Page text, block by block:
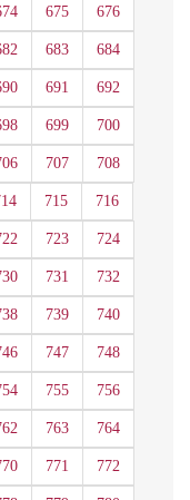
675 676
683 684
691 692
699 700
707 708
715 716
723 724
731 732
739 740
747 748
755 756
763 764
771 772